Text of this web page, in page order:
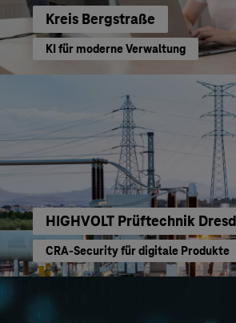
Kreis Bergstraße
KI für moderne Verwaltung
HIGHVOLT Prüftechnik
CRA-Security für digitale Produkte